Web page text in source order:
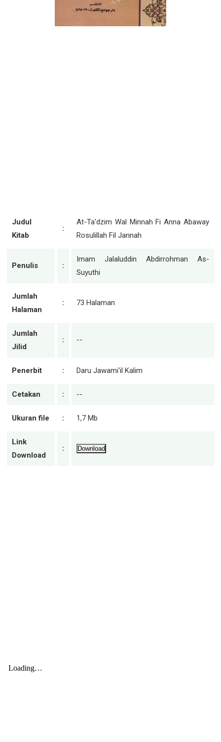
Judul
Kitab
:
At-Ta'dzim Wal Minnah Fi Anna Abaway
Rosulillah Fil Jannah
Penulis :
Imam Jalaluddin Abdirrohman As-
Suyuthi
Jumlah
Halaman
: 73 Halaman
Jumlah
Jilid
: --
Penerbit : Daru Jawami'il Kalim
Cetakan : --
Ukuran file : 1,7 Mb
Link
Download
: Download